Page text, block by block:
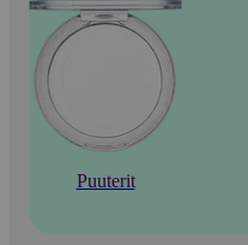
Puuterit